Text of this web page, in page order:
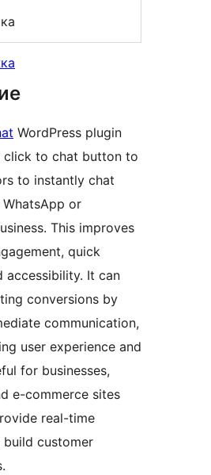
WordPress plugin
click to chat button to
to instantly chat
or
This improves
quick
accessibility. It can
conversions by
communication,
user experience and
for businesses,
e-commerce sites
real-time
customer